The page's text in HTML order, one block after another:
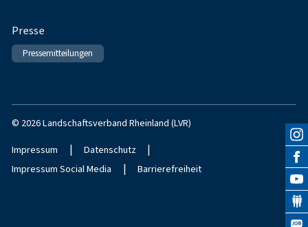
Presse
Pressemitteilungen
© 2026 Landschaftsverband Rheinland (LVR)
Impressum | Datenschutz |
Impressum Social Media | Barrierefreiheit